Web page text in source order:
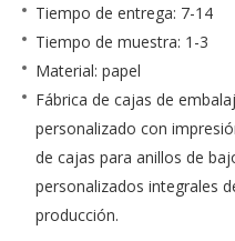
Tiempo de entrega: 7-14
Tiempo de muestra: 1-3
Material: papel
Fábrica de cajas de
personalizado con
de cajas para anillos de
personalizados integrales
producción.